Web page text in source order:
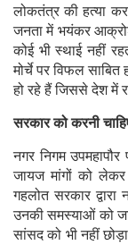
लोकतंत्र की हत्या
जनता में भयंकर
कोई भी स्थाई नहीं
मोर्चे पर विफल
हो रहे हैं जिससे देश में
सरकार को करनी
नगर निगम
जायज मांगों को लेकर
गहलोत सरकार
उनकी समस्याओं को
सांसद को भी नहीं